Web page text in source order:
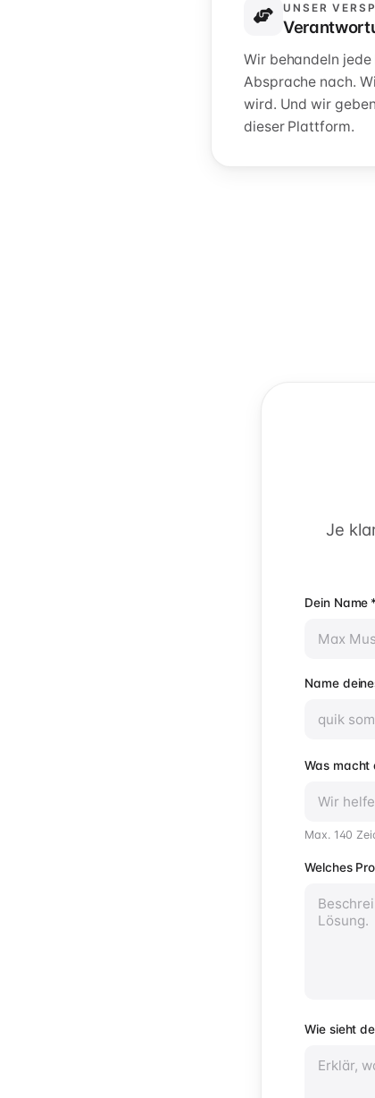
UNSER
Wir behandeln
Absprache nach.
wird. Und wir
dieser Plattform.
Je
Dein Name *
Name
Was macht
Max. 140
Welches
Wie sieht